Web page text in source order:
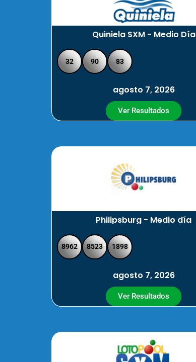
Quiniela SXM - Medio Día
32 90 83
agosto 7, 2026
Ver Resultados
Philipsburg - Medio día
8962 8523 1898
agosto 7, 2026
Ver Resultados